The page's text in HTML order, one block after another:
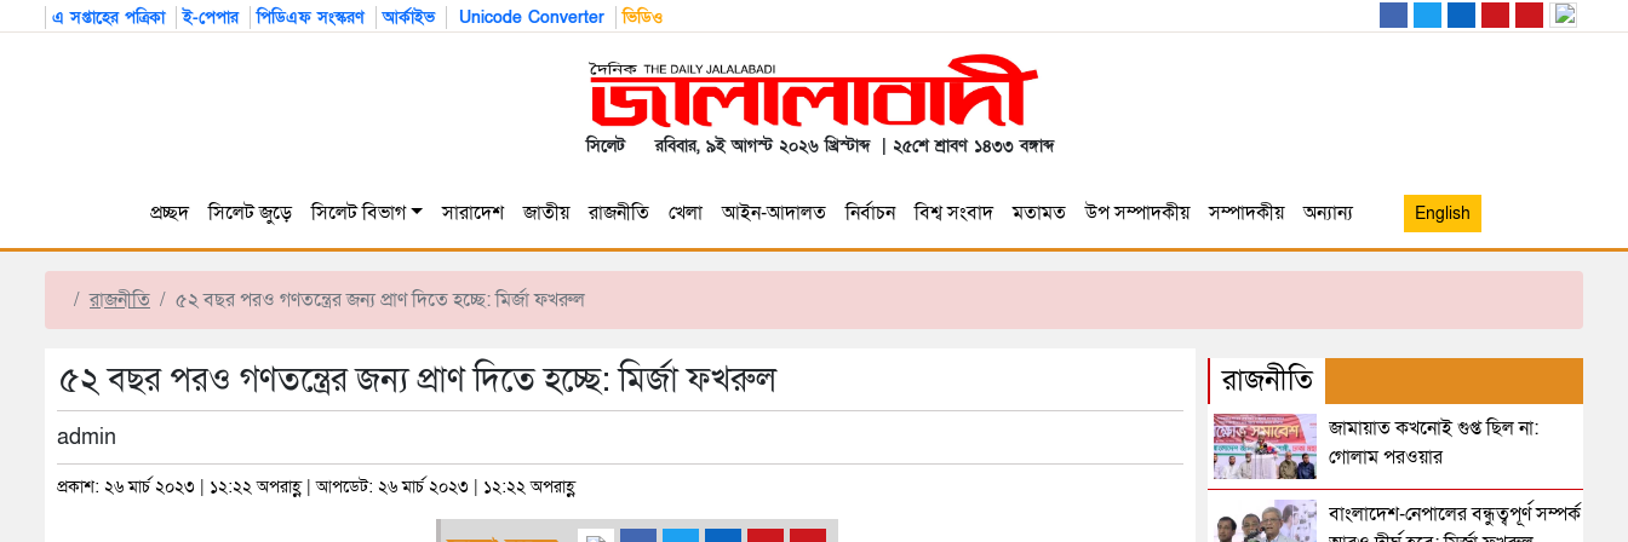
এ সপ্তাহের পত্রিকা ই-পেপার পিডিএফ সংস্করণ আর্কাইভ Unicode Converter ভিডিও
সিলেট রবিবার, ৯ই আগস্ট ২০২৬ খ্রিস্টাব্দ | ২৫শে শ্রাবণ ১৪৩৩ বঙ্গাব্দ
প্রচ্ছদ সিলেট জুড়ে সিলেট বিভাগ সারাদেশ জাতীয় রাজনীতি খেলা আইন-আদালত নির্বাচন বিশ্ব সংবাদ মতামত উপ সম্পাদকীয় সম্পাদকীয় অন্যান্য English
রাজনীতি ৫২ বছর পরও গণতন্ত্রের জন্য প্রাণ দিতে হচ্ছে: মির্জা ফখরুল
৫২ বছর পরও গণতন্ত্রের জন্য প্রাণ দিতে হচ্ছে: মির্জা ফখরুল
admin
প্রকাশ: ২৬ মার্চ ২০২৩ | ১২:২২ অপরাহ্ণ | আপডেট: ২৬ মার্চ ২০২৩ | ১২:২২ অপরাহ্ণ
রাজনীতি
জামায়াত কখনোই গুপ্ত ছিল না:
গোলাম পরওয়ার
বাংলাদেশ-নেপালের বন্ধুত্বপূর্ণ সম্পর্ক